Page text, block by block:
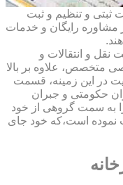
و تنظیم و ثبت
مشاوره رایگان و خدمات
نقل و انتقالات و
متخصص، علاوه بر بالا
در این زمینه، قسمت
حکومتی و جبران
به سمت گروهی از خود
نموده است،که خود جای